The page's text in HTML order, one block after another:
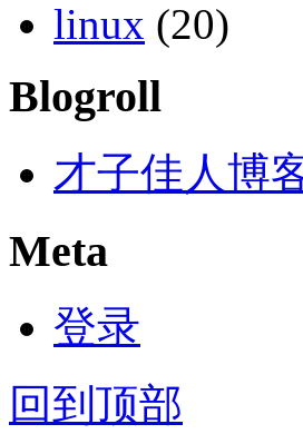
linux (20)
Blogroll
才子佳人博
Meta
登录
回到顶部